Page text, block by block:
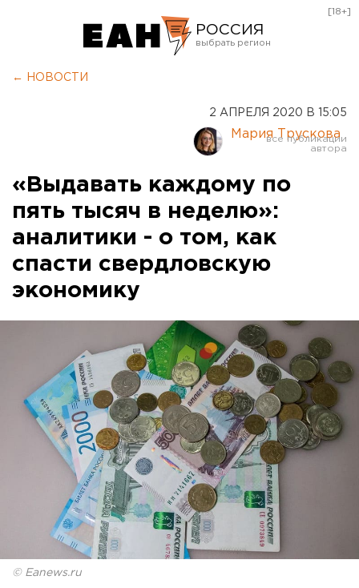
РОССИЯ
Курган
Оренбург
[18+]
← НОВОСТИ
2 АПРЕЛЯ 2020 В 15:05
Мария Трускова
«Выдавать каждому по
пять тысяч в неделю»:
аналитики - о том, как
спасти свердловскую
экономику
© Eanews.ru